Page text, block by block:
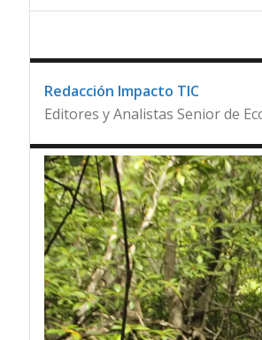
Redacción Impacto TIC
Editores y Analistas Senior de